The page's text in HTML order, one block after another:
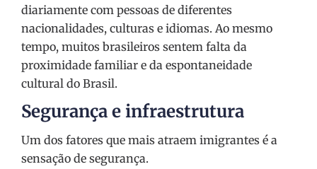
diariamente com pessoas de diferentes
nacionalidades, culturas e idiomas. Ao mesmo
tempo, muitos brasileiros sentem falta da
proximidade familiar e da espontaneidade
cultural do Brasil.
Segurança e infraestrutura
Um dos fatores que mais atraem imigrantes é a
sensação de segurança.